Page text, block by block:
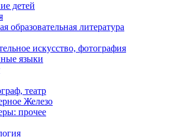
детей
образовательная литература
искусство, фотография
языки
театр
Железо
прочее